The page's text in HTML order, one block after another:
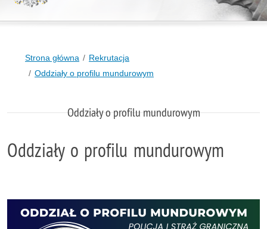
Strona główna
Rekrutacja
Oddziały o profilu mundurowym
Oddziały o profilu mundurowym
Oddziały o profilu mundurowym